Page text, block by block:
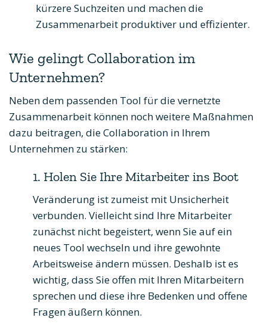
kürzere Suchzeiten und machen die
Zusammenarbeit produktiver und effizienter.
Wie gelingt Collaboration im
Unternehmen?
Neben dem passenden Tool für die vernetzte
Zusammenarbeit können noch weitere Maßnahmen
dazu beitragen, die Collaboration in Ihrem
Unternehmen zu stärken:
1. Holen Sie Ihre Mitarbeiter ins Boot
Veränderung ist zumeist mit Unsicherheit
verbunden. Vielleicht sind Ihre Mitarbeiter
zunächst nicht begeistert, wenn Sie auf ein
neues Tool wechseln und ihre gewohnte
Arbeitsweise ändern müssen. Deshalb ist es
wichtig, dass Sie offen mit Ihren Mitarbeitern
sprechen und diese ihre Bedenken und offene
Fragen äußern können.